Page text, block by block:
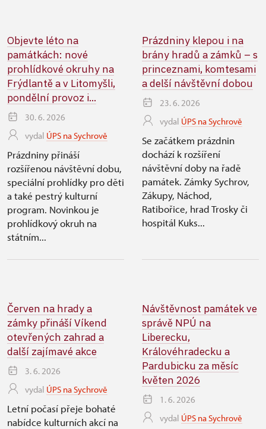
Objevte léto na
památkách: nové
prohlídkové okruhy na
Frýdlantě a v Litomyšli,
pondělní provoz i...
30. 6. 2026
vydal ÚPS na Sychrově
Prázdniny přináší
rozšířenou návštěvní dobu,
speciální prohlídky pro děti
a také pestrý kulturní
program. Novinkou je
prohlídkový okruh na
státním...
Prázdniny klepou i na
brány hradů a zámků – s
princeznami, komtesami
a delší návštěvní dobou
23. 6. 2026
vydal ÚPS na Sychrově
Se začátkem prázdnin
dochází k rozšíření
návštěvní doby na řadě
památek. Zámky Sychrov,
Zákupy, Náchod,
Ratibořice, hrad Trosky či
hospitál Kuks...
Červen na hrady a
zámky přináší Víkend
otevřených zahrad a
další zajímavé akce
3. 6. 2026
vydal ÚPS na Sychrově
Letní počasí přeje bohaté
nabídce kulturních akcí na
Návštěvnost památek ve
správě NPÚ na
Liberecku,
Královéhradecku a
Pardubicku za měsíc
květen 2026
1. 6. 2026
vydal ÚPS na Sychrově